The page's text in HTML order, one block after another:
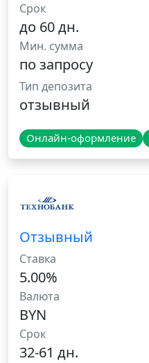
Срок
до 60 дн.
Мин. сумма
по запросу
Тип депозита
отзывный
Онлайн-оформление
Отзывный
Ставка
5.00%
Валюта
BYN
Срок
32-61 дн.